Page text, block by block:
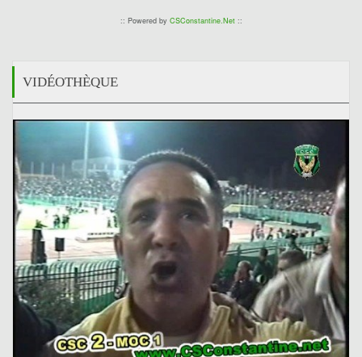
:: Powered by CSConstantine.Net::
VIDÉOTHÈQUE